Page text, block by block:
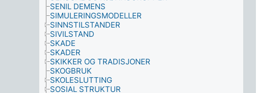
SENIL DEMENS
SIMULERINGSMODELLER
SINNSTILSTANDER
SIVILSTAND
SKADE
SKADER
SKIKKER OG TRADISJONER
SKOGBRUK
SKOLESLUTTING
SOSIAL STRUKTUR